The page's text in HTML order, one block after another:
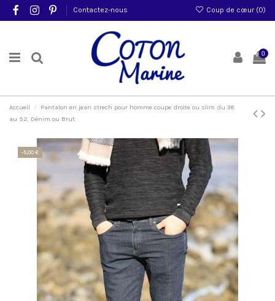
Contactez-nous Coup de cœur (0)
0
Accueil
Pantalon en jean strech pour homme coupe droite ou slim du 38
au 52. Dénim ou Brut
-5,00 €